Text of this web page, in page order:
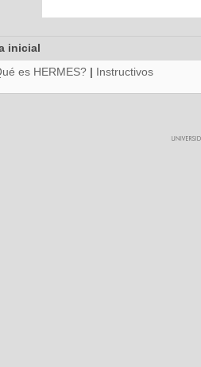
inicial
es HERMES? | Instructivos